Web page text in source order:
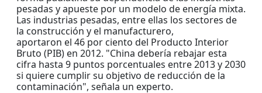
pesadas y apueste por un modelo de energía mixta.
Las industrias pesadas, entre ellas los sectores de
la construcción y el manufacturero,
aportaron el 46 por ciento del Producto Interior
Bruto (PIB) en 2012. "China debería rebajar esta
cifra hasta 9 puntos porcentuales entre 2013 y 2030
si quiere cumplir su objetivo de reducción de la
contaminación", señala un experto.